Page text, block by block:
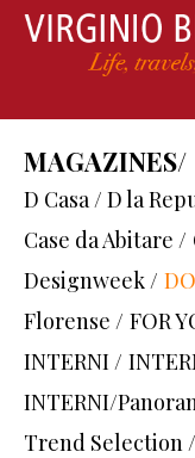
MAGAZINES/
D Casa / D la
Case da Abitare /
Designweek /
Florense / FOR
INTERNI /
INTERNI/
Trend Selection /